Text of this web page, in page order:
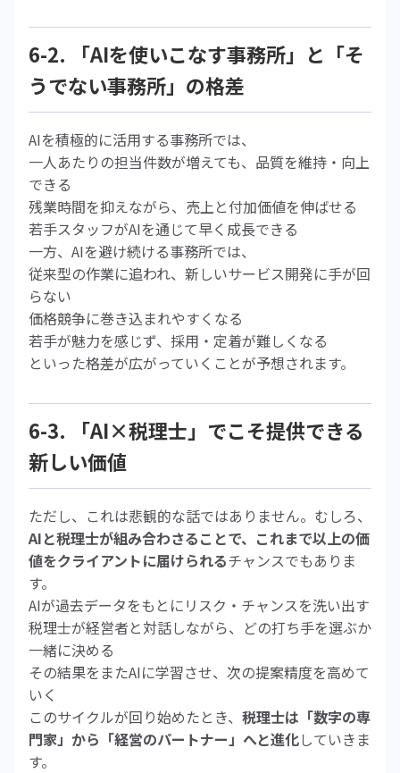
6-2. 「AIを使いこなす事務所」と「そ
うでない事務所」の格差
AIを積極的に活用する事務所では、
一人あたりの担当件数が増えても、品質を維持・向上
できる
残業時間を抑えながら、売上と付加価値を伸ばせる
若手スタッフがAIを通じて早く成長できる
一方、AIを避け続ける事務所では、
従来型の作業に追われ、新しいサービス開発に手が回
らない
価格競争に巻き込まれやすくなる
若手が魅力を感じず、採用・定着が難しくなる
といった格差が広がっていくことが予想されます。
6-3. 「AI×税理士」でこそ提供できる
新しい価値
ただし、これは悲観的な話ではありません。むしろ、
AIと税理士が組み合わさることで、これまで以上の価
値をクライアントに届けられるチャンスでもありま
す。
AIが過去データをもとにリスク・チャンスを洗い出す
税理士が経営者と対話しながら、どの打ち手を選ぶか
一緒に決める
その結果をまたAIに学習させ、次の提案精度を高めて
いく
このサイクルが回り始めたとき、 税理士は「数字の専
門家」から「経営のパートナー」へと進化していきま
す。